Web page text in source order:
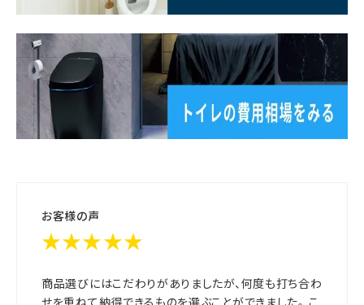
お客様の声
★★★★★
商品選びにはこだわりがありましたが、何度も打ち合わ